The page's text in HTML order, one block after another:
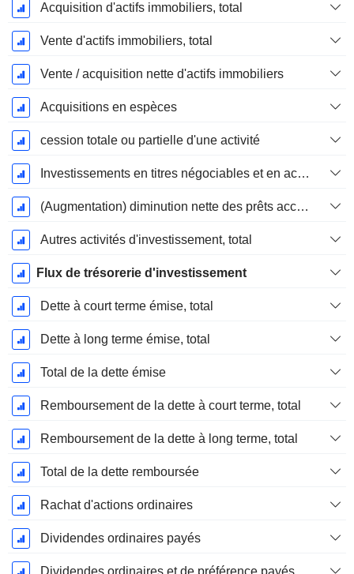
Acquisition d'actifs immobiliers, total
Vente d'actifs immobiliers, total
Vente / acquisition nette d'actifs immobiliers
Acquisitions en espèces
cession totale ou partielle d'une activité
Investissements en titres négociables et en actions, total
(Augmentation) diminution nette des prêts accordés / vendus - Investissements
Autres activités d'investissement, total
Flux de trésorerie d'investissement
Dette à court terme émise, total
Dette à long terme émise, total
Total de la dette émise
Remboursement de la dette à court terme, total
Remboursement de la dette à long terme, total
Total de la dette remboursée
Rachat d'actions ordinaires
Dividendes ordinaires payés